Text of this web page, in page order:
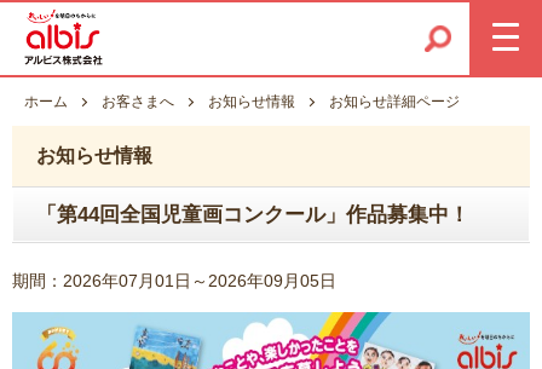
ホーム お客さまへ お知らせ情報 お知らせ詳細ページ
お知らせ情報
「第44回全国児童画コンクール」作品募集中！
期間：2026年07月01日～2026年09月05日